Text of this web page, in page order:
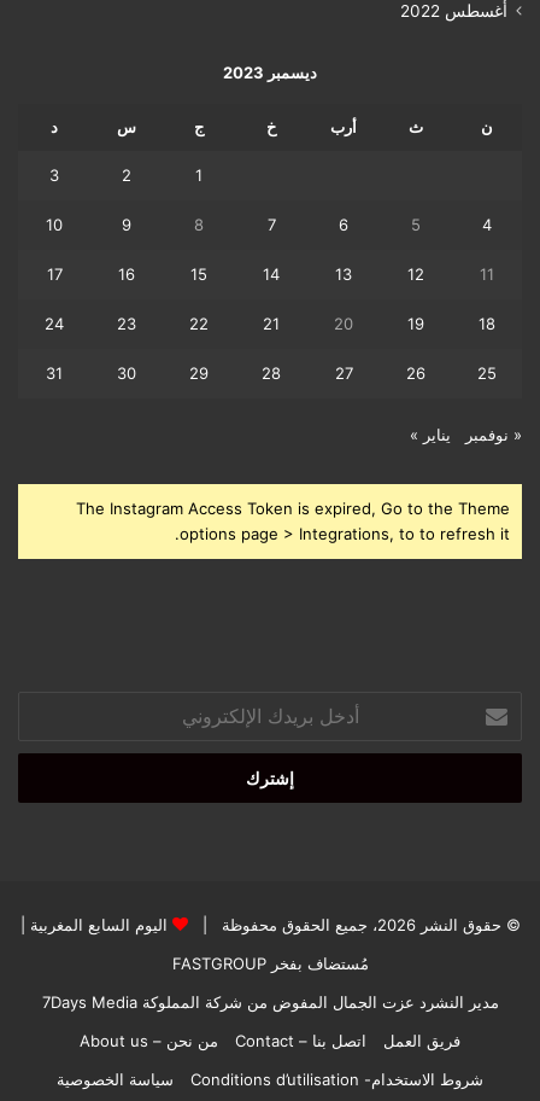
أغسطس 2022
ديسمبر 2023
ن ث أرب خ ج س د
1
2
3
4
5
6
7
8
9
10
11
12
13
14
15
16
17
18
19
20
21
22
23
24
25
26
27
28
29
30
31
« نوفمبر يناير »
The Instagram Access Token is expired, Go to the Theme
options page > Integrations, to to refresh it.
بريدك
الإلكتروني
© حقوق النشر 2026، جميع الحقوق محفوظة | اليوم السابع المغربية
مُستضاف بفخرFASTGROUP
مدير النشرد عزت الجمال المفوض من شركة المملوكة 7Days Media
فريق العمل
اتصل بنا – Contact
من نحن – About us
شروط الاستخدام- Conditions d’utilisation
سياسة الخصوصية